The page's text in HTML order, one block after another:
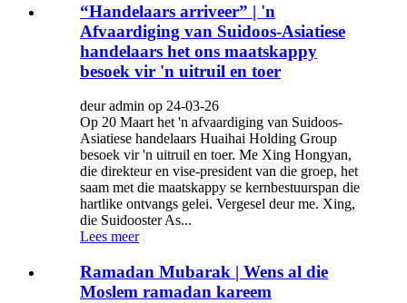
“Handelaars arriveer” | 'n
Afvaardiging van Suidoos-Asiatiese
handelaars het ons maatskappy
besoek vir 'n uitruil en toer
deur admin op 24-03-26
Op 20 Maart het 'n afvaardiging van Suidoos-
Asiatiese handelaars Huaihai Holding Group
besoek vir 'n uitruil en toer. Me Xing Hongyan,
die direkteur en vise-president van die groep, het
saam met die maatskappy se kernbestuurspan die
hartlike ontvangs gelei. Vergesel deur me. Xing,
die Suidooster As...
Lees meer
Ramadan Mubarak | Wens al die
Moslem ramadan kareem